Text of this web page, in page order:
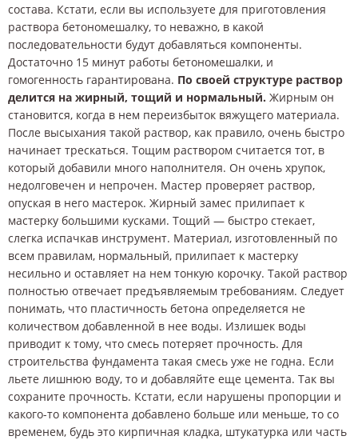
состава. Кстати, если вы используете для приготовления
раствора бетономешалку, то неважно, в какой
последовательности будут добавляться компоненты.
Достаточно 15 минут работы бетономешалки, и
гомогенность гарантирована. По своей структуре раствор
делится на жирный, тощий и нормальный. Жирным он
становится, когда в нем переизбыток вяжущего материала.
После высыхания такой раствор, как правило, очень быстро
начинает трескаться. Тощим раствором считается тот, в
который добавили много наполнителя. Он очень хрупок,
недолговечен и непрочен. Мастер проверяет раствор,
опуская в него мастерок. Жирный замес прилипает к
мастерку большими кусками. Тощий — быстро стекает,
слегка испачкав инструмент. Материал, изготовленный по
всем правилам, нормальный, прилипает к мастерку
несильно и оставляет на нем тонкую корочку. Такой раствор
полностью отвечает предъявляемым требованиям. Следует
понимать, что пластичность бетона определяется не
количеством добавленной в нее воды. Излишек воды
приводит к тому, что смесь потеряет прочность. Для
строительства фундамента такая смесь уже не годна. Если
льете лишнюю воду, то и добавляйте еще цемента. Так вы
сохраните прочность. Кстати, если нарушены пропорции и
какого-то компонента добавлено больше или меньше, то со
временем, будь это кирпичная кладка, штукатурка или часть